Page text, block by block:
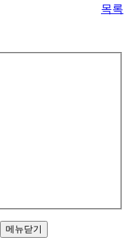
목록
메뉴닫기